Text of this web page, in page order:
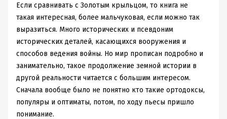
Если сравнивать с Золотым крыльцом, то книга не
такая интересная, более мальчуковая, если можно так
выразиться. Много исторических и псевдоним
исторических деталей, касающихся вооружения и
способов ведения войны. Но мир прописан подробно и
занимательно, такое продолжение земной истории в
другой реальности читается с большим интересом.
Сначала вообще было не понятно кто такие ортодоксы,
популяры и оптиматы, потом, по ходу пьесы пришло
понимание.